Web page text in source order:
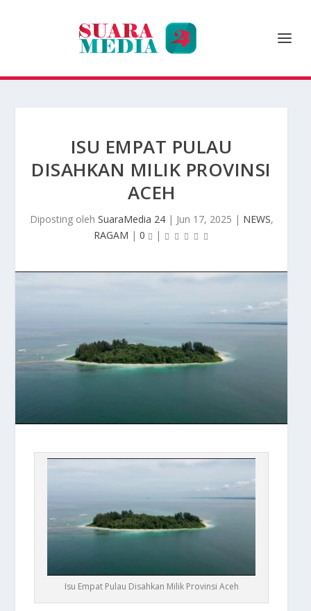
ISU EMPAT PULAU
DISAHKAN MILIK PROVINSI
ACEH
Diposting oleh SuaraMedia 24| Jun 17, 2025 | NEWS,
RAGAM | 0 |
Isu Empat Pulau Disahkan Milik Provinsi Aceh